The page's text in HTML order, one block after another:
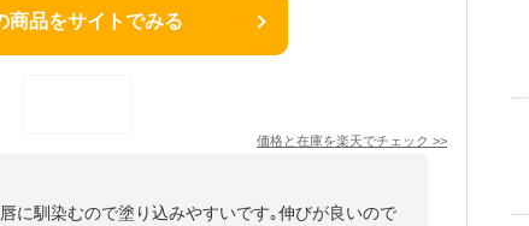
商品をサイトでみる
価格と在庫を楽天でチェック >>
に馴染むので塗り込みやすいです｡伸びが良いので